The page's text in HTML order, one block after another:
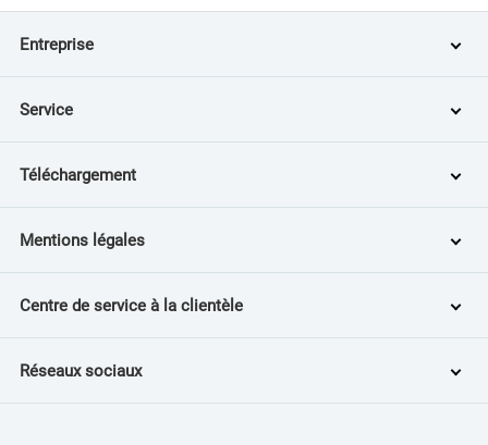
Entreprise
Service
Téléchargement
Mentions légales
Centre de service à la clientèle
Réseaux sociaux